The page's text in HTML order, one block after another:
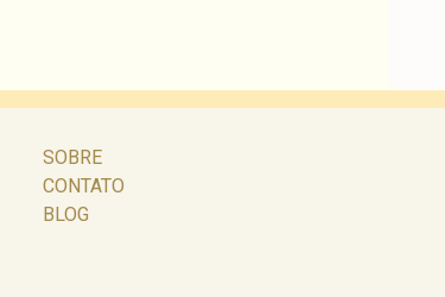
SOBRE
CONTATO
BLOG